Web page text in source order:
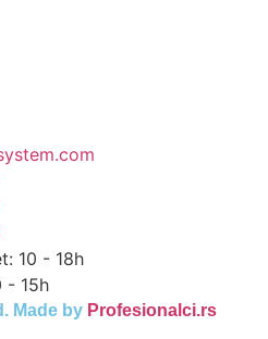
10 - 18h
- 15h
Made by Profesionalci.rs